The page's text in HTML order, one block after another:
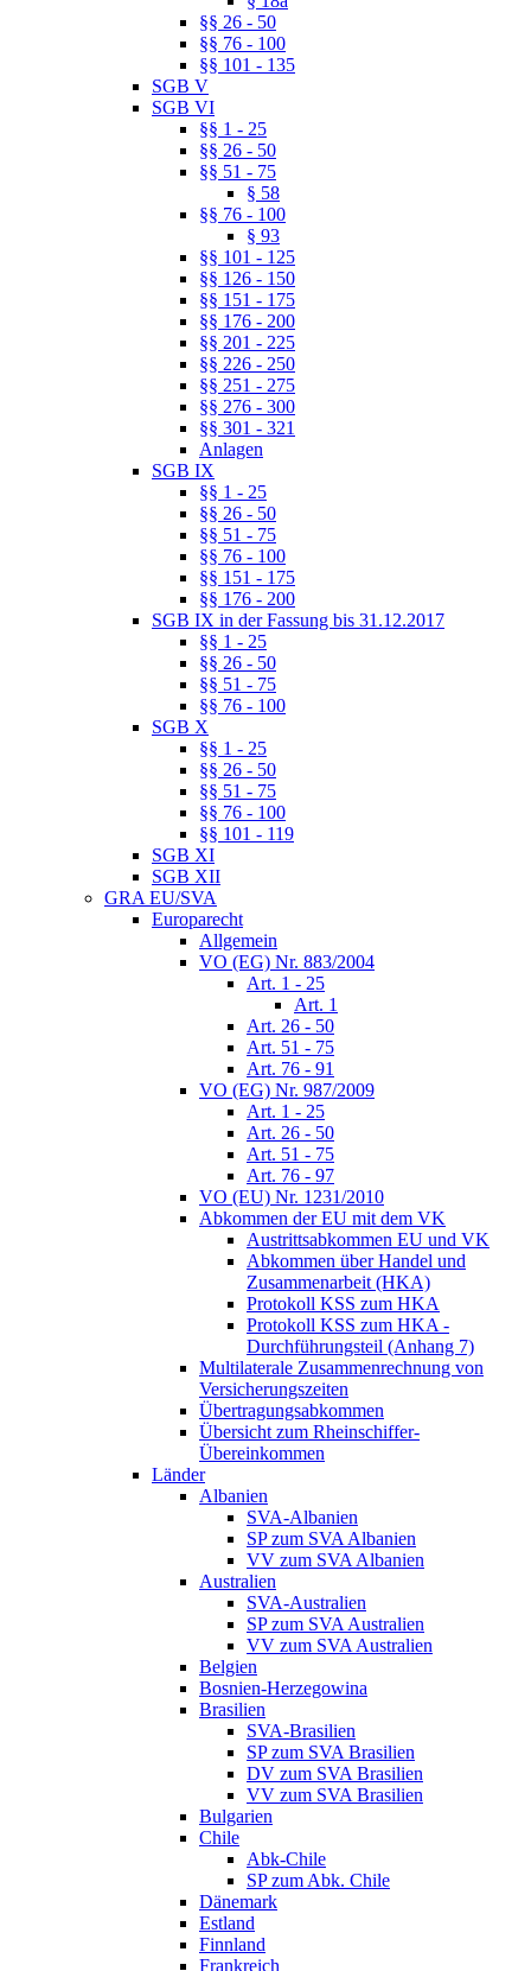
§§ 26 - 50
§§ 76 - 100
§§ 101 - 135
SGB V
SGB VI
§§ 1 - 25
§§ 26 - 50
§§ 51 - 75
§ 58
§§ 76 - 100
§ 93
§§ 101 - 125
§§ 126 - 150
§§ 151 - 175
§§ 176 - 200
§§ 201 - 225
§§ 226 - 250
§§ 251 - 275
§§ 276 - 300
§§ 301 - 321
Anlagen
SGB IX
§§ 1 - 25
§§ 26 - 50
§§ 51 - 75
§§ 76 - 100
§§ 151 - 175
§§ 176 - 200
SGB IX in der Fassung bis 31.12.2017
§§ 1 - 25
§§ 26 - 50
§§ 51 - 75
§§ 76 - 100
SGB X
§§ 1 - 25
§§ 26 - 50
§§ 51 - 75
§§ 76 - 100
§§ 101 - 119
SGB XI
SGB XII
GRA EU/SVA
Europarecht
Allgemein
VO (EG) Nr. 883/2004
Art. 1 - 25
Art. 1
Art. 26 - 50
Art. 51 - 75
Art. 76 - 91
VO (EG) Nr. 987/2009
Art. 1 - 25
Art. 26 - 50
Art. 51 - 75
Art. 76 - 97
VO (EU) Nr. 1231/2010
Abkommen der EU mit dem VK
Austrittsabkommen EU und VK
Abkommen über Handel und
Zusammenarbeit (HKA)
Protokoll KSS zum HKA
Protokoll KSS zum HKA -
Durchführungsteil (Anhang 7)
Multilaterale Zusammenrechnung von
Versicherungszeiten
Übertragungsabkommen
Übersicht zum Rheinschiffer-
Übereinkommen
Länder
Albanien
SVA-Albanien
SP zum SVA Albanien
VV zum SVA Albanien
Australien
SVA-Australien
SP zum SVA Australien
VV zum SVA Australien
Belgien
Bosnien-Herzegowina
Brasilien
SVA-Brasilien
SP zum SVA Brasilien
DV zum SVA Brasilien
VV zum SVA Brasilien
Bulgarien
Chile
Abk-Chile
SP zum Abk. Chile
Dänemark
Estland
Finnland
Frankreich